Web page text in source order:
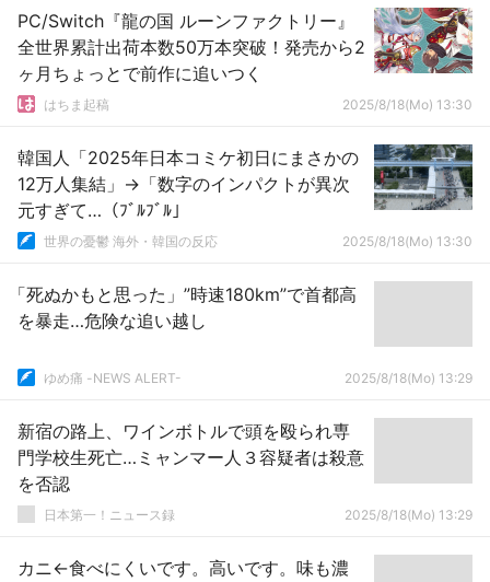
PC/Switch『龍の国 ルーンファクトリー』
全世界累計出荷本数50万本突破！発売から2
ヶ月ちょっとで前作に追いつく
はちま起稿 2025/8/18(Mo) 13:30
韓国人「2025年日本コミケ初日にまさかの
12万人集結」→「数字のインパクトが異次
元すぎて…（ﾌﾞﾙﾌﾞﾙ」
世界の憂鬱 海外・韓国の反応 2025/8/18(Mo) 13:30
「死ぬかもと思った」”時速180km”で首都高
を暴走…危険な追い越し
ゆめ痛 -NEWS ALERT- 2025/8/18(Mo) 13:29
新宿の路上、ワインボトルで頭を殴られ専
門学校生死亡…ミャンマー人３容疑者は殺意
を否認
日本第一！ニュース録 2025/8/18(Mo) 13:29
カニ←食べにくいです。高いです。味も濃